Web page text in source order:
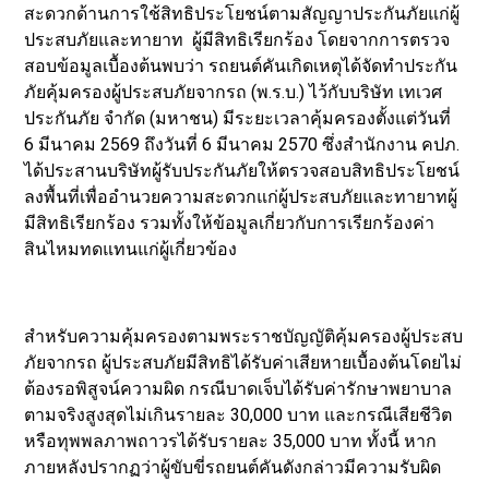
สะดวกด้านการใช้สิทธิประโยชน์ตามสัญญาประกันภัยแก่ผู้
ประสบภัยและทายาท ผู้มีสิทธิเรียกร้อง โดยจากการตรวจ
สอบข้อมูลเบื้องต้นพบว่า รถยนต์คันเกิดเหตุได้จัดทำประกัน
ภัยคุ้มครองผู้ประสบภัยจากรถ (พ.ร.บ.) ไว้กับบริษัท เทเวศ
ประกันภัย จำกัด (มหาชน) มีระยะเวลาคุ้มครองตั้งแต่วันที่
6 มีนาคม 2569 ถึงวันที่ 6 มีนาคม 2570 ซึ่งสำนักงาน คปภ.
ได้ประสานบริษัทผู้รับประกันภัยให้ตรวจสอบสิทธิประโยชน์
ลงพื้นที่เพื่ออำนวยความสะดวกแก่ผู้ประสบภัยและทายาทผู้
มีสิทธิเรียกร้อง รวมทั้งให้ข้อมูลเกี่ยวกับการเรียกร้องค่า
สินไหมทดแทนแก่ผู้เกี่ยวข้อง
สำหรับความคุ้มครองตามพระราชบัญญัติคุ้มครองผู้ประสบ
ภัยจากรถ ผู้ประสบภัยมีสิทธิได้รับค่าเสียหายเบื้องต้นโดยไม่
ต้องรอพิสูจน์ความผิด กรณีบาดเจ็บได้รับค่ารักษาพยาบาล
ตามจริงสูงสุดไม่เกินรายละ 30,000 บาท และกรณีเสียชีวิต
หรือทุพพลภาพถาวรได้รับรายละ 35,000 บาท ทั้งนี้ หาก
ภายหลังปรากฏว่าผู้ขับขี่รถยนต์คันดังกล่าวมีความรับผิด